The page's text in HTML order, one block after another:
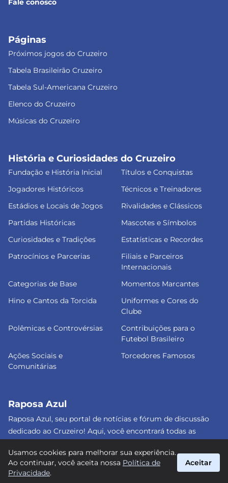
Fale conosco
Páginas
Próximos jogos do Cruzeiro
Tabela Brasileirão Cruzeiro
Tabela Sul-Americana Cruzeiro
Elenco do Cruzeiro
Músicas do Cruzeiro
História e Curiosidades do Cruzeiro
Fundação e História Inicial
Títulos e Conquistas
Jogadores Históricos
Técnicos e Treinadores
Estádios e Locais de Jogos
Rivalidades e Clássicos
Partidas Históricas
Mascotes e Símbolos
Curiosidades e Tradições
Estatísticas e Recordes
Patrocínios e Parcerias
Filiais e Parceiros
Internacionais
Categorias de Base
Momentos Marcantes
Hino e Cantos da Torcida
Uniformes e Cores do
Clube
Polêmicas e Controvérsias
Contribuições para o
Futebol Brasileiro
Ações Sociais e
Comunitárias
Torcedores Famosos
Raposa Azul
Raposa Azul, seu portal de notícias e fórum de discussão
dedicado ao Cruzeiro! Aqui, você encontrará todas as
sobre o nosso amado clube. Junte-se a nós e faça parte
dessa apaixonante jornada celeste! #Cruzeiro #RaposaAzul
Usamos cookies para melhorar sua experiência.
Ao continuar, você aceita nossa Política de
Privacidade.
Aceitar